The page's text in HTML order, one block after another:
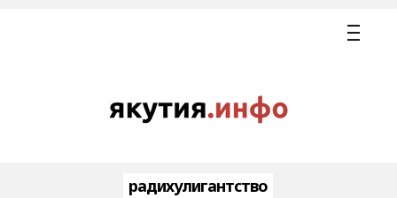
радихулигантство